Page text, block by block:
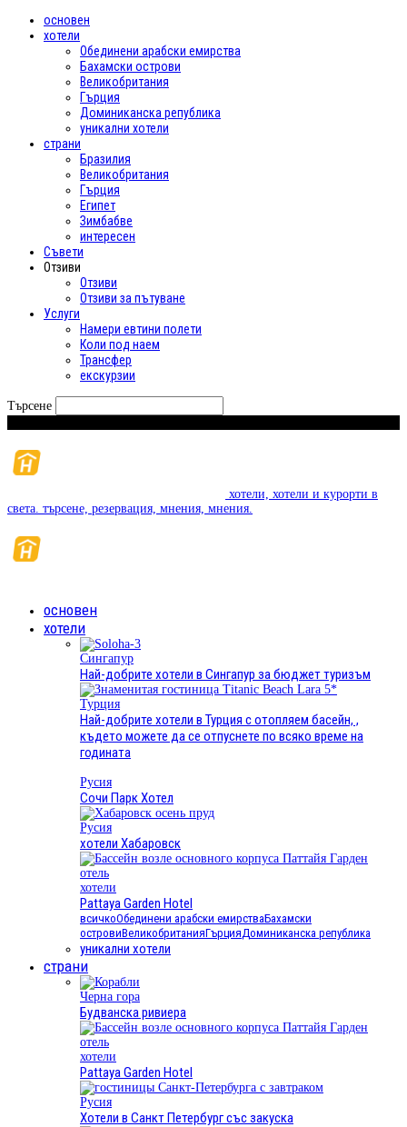
основен
хотели
Обединени арабски емирства
Бахамски острови
Великобритания
Гърция
Доминиканска република
уникални хотели
страни
Бразилия
Великобритания
Гърция
Египет
Зимбабве
интересен
Съвети
Отзиви
Отзиви
Отзиви за пътуване
Услуги
Намери евтини полети
Коли под наем
Трансфер
екскурзии
Търсене
хотели, хотели и курорти в
света. търсене, резервация, мнения, мнения.
основен
хотели
Сингапур
Най-добрите хотели в Сингапур за бюджет туризъм
Турция
Най-добрите хотели в Турция с отопляем басейн, ,
където можете да се отпуснете по всяко време на
годината
Русия
Сочи Парк Хотел
Русия
хотели Хабаровск
хотели
Pattaya Garden Hotel
всичкоОбединени арабски емирстваБахамски
островиВеликобританияГърцияДоминиканска република
уникални хотели
страни
Черна гора
Будванска ривиера
хотели
Pattaya Garden Hotel
Русия
Хотели в Санкт Петербург със закуска